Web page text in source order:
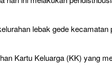
lebak gede
Kartu Keluarga (KK) yang